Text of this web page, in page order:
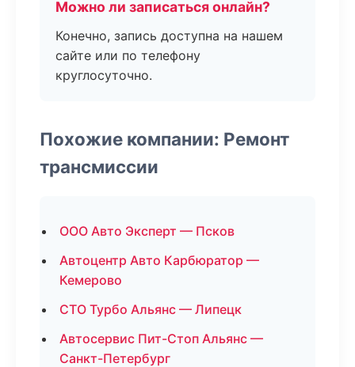
Можно ли записаться онлайн?
Конечно, запись доступна на нашем
сайте или по телефону
круглосуточно.
Похожие компании: Ремонт
трансмиссии
ООО Авто Эксперт — Псков
Автоцентр Авто Карбюратор —
Кемерово
СТО Турбо Альянс — Липецк
Автосервис Пит-Стоп Альянс —
Санкт-Петербург